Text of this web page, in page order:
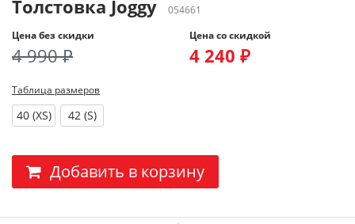
Толстовка Joggy
054661
Цена без скидки
4 990 ₽
Цена со скидкой
4 240 ₽
Таблица размеров
40 (XS) 42 (S)
Добавить в корзину